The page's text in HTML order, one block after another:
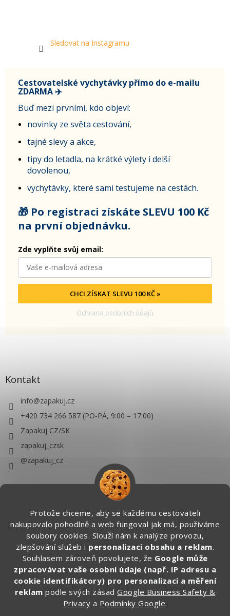
Protože chceme, aby se každému cestovateli
nakupovalo pohodlně a web fungoval jak má, používáme
soubory cookies. Slouží nám k analýze provozu,
zlepšování služeb i personalizaci obsahu a reklam.
Souhlasem zároveň povolujete, že Google může
zpracovávat vaše osobní údaje (např. IP adresu a
cookie identifikátory) pro personalizaci a měření
reklam podle svých zásadGoogle Business Safety &
Privacy a Podmínky Google.
Sledovat na Instagramu
Cestovatelské vychytávky přímo do e-mailu
ZDARMA ✈️
Buď mezi prvními, kdo objeví:
novinky ze světa cestování,
tajné slevy a akce,
tipy do letadla, na krátké výlety i delší
dovolenou,
vychytávky, které sami testujeme na cestách.
🎁 Po registraci získáte SLEVU 100 Kč
na první objednávku.
Zde vyplňte svůj email:
CHCI ZÍSKAT SLEVU 100 KČ »
Ochrana osobních údajů
Kontakt
info@zapakuj.cz
+420 734 266 587 (PO-PÁ, 9:00 – 17:00)
Zapakuj CZ/SK
zapakuj_czsk
@zapakuj_cz